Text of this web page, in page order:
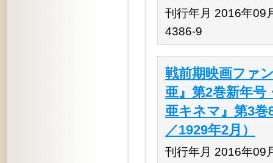
刊行年月 2016年09
4386-9
戦前期映画フ
亜』第2巻新年号
亜キネマ』第3巻
／1929年2月）
刊行年月 2016年09